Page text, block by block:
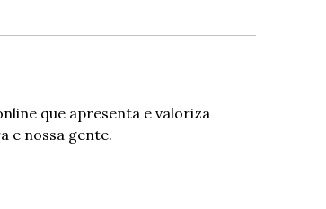
que apresenta e valoriza
e nossa gente.